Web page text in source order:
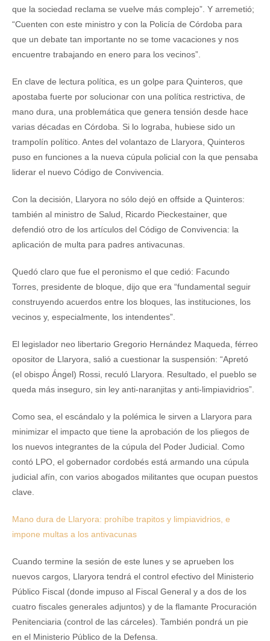
que la sociedad reclama se vuelve más complejo”. Y arremetió;
“Cuenten con este ministro y con la Policía de Córdoba para
que un debate tan importante no se tome vacaciones y nos
encuentre trabajando en enero para los vecinos”.
En clave de lectura política, es un golpe para Quinteros, que
apostaba fuerte por solucionar con una política restrictiva, de
mano dura, una problemática que genera tensión desde hace
varias décadas en Córdoba. Si lo lograba, hubiese sido un
trampolín político. Antes del volantazo de Llaryora, Quinteros
puso en funciones a la nueva cúpula policial con la que pensaba
liderar el nuevo Código de Convivencia.
Con la decisión, Llaryora no sólo dejó en offside a Quinteros:
también al ministro de Salud, Ricardo Pieckestainer, que
defendió otro de los artículos del Código de Convivencia: la
aplicación de multa para padres antivacunas.
Quedó claro que fue el peronismo el que cedió: Facundo
Torres, presidente de bloque, dijo que era “fundamental seguir
construyendo acuerdos entre los bloques, las instituciones, los
vecinos y, especialmente, los intendentes”.
El legislador neo libertario Gregorio Hernández Maqueda, férreo
opositor de Llaryora, salió a cuestionar la suspensión: “Apretó
(el obispo Ángel) Rossi, reculó Llaryora. Resultado, el pueblo se
queda más inseguro, sin ley anti-naranjitas y anti-limpiavidrios”.
Como sea, el escándalo y la polémica le sirven a Llaryora para
minimizar el impacto que tiene la aprobación de los pliegos de
los nuevos integrantes de la cúpula del Poder Judicial. Como
contó LPO, el gobernador cordobés está armando una cúpula
judicial afín, con varios abogados militantes que ocupan puestos
clave.
Mano dura de Llaryora: prohíbe trapitos y limpiavidrios, e
impone multas a los antivacunas
Cuando termine la sesión de este lunes y se aprueben los
nuevos cargos, Llaryora tendrá el control efectivo del Ministerio
Público Fiscal (donde impuso al Fiscal General y a dos de los
cuatro fiscales generales adjuntos) y de la flamante Procuración
Penitenciaria (control de las cárceles). También pondrá un pie
en el Ministerio Público de la Defensa.